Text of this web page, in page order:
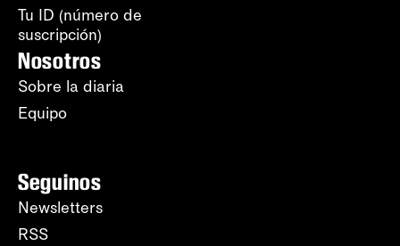
Tu ID (número de
suscripción)
Nosotros
Sobre la diaria
Equipo
Seguinos
Newsletters
RSS